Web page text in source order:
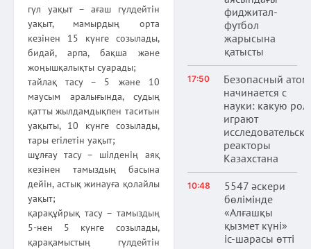
гүл уақыт – ағаш гүлдейтін
уақыт, мамырдың орта
кезінен 15 күнге созылады,
бидай, арпа, бақша және
жоңышқалықты суарады;
тайлақ тасу – 5 және 10
маусым аралығында, судың
қатты жылдамдықпен таситын
уақыты, 10 күнге созылады,
тары егілетін уақыт;
шұлғау тасу – шілденің аяқ
кезінен тамыздың басына
дейін, астық жинауға қолайлы
уақыт;
қарақұйрық тасу – тамыздың
5-нен 5 күнге созылады,
қарақамыстың гүлдейтін
фиджитал-
футбол
жарысына
қатысты
17:50
Безопасный атом
начинается с
науки: какую
играют
реакторы
Казахстана
10:48
5547 әскери
бөлімінде
«Алғашқы
қызмет күні»
іс-шарасы өтті